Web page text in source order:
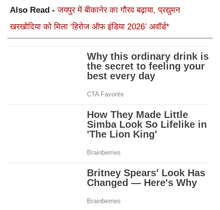
Also Read -जयपुर में बीकानेर का गौरव बढ़ाया, प्रद्युमन
खरखोदिया को मिला ‘हिरोज ऑफ इंडिया 2026’ अवॉर्ड*